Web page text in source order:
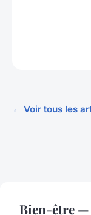
← Voir tous les
Bien-être —